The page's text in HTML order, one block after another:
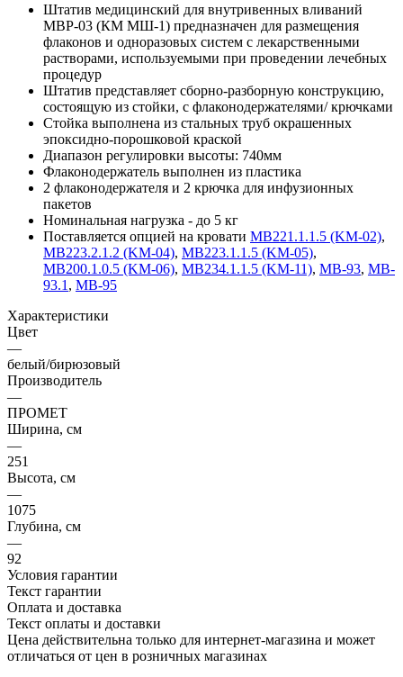
Штатив медицинский для внутривенных вливаний
МВР-03 (КМ МШ-1) предназначен для размещения
флаконов и одноразовых систем с лекарственными
растворами, используемыми при проведении лечебных
процедур
Штатив представляет сборно-разборную конструкцию,
состоящую из стойки, с флаконодержателями/ крючками
Стойка выполнена из стальных труб окрашенных
эпоксидно-порошковой краской
Диапазон регулировки высоты: 740мм
Флаконодержатель выполнен из пластика
2 флаконодержателя и 2 крючка для инфузионных
пакетов
Номинальная нагрузка - до 5 кг
Поставляется опцией на кровати MB221.1.1.5 (KM-02),
MB223.2.1.2 (KM-04), МВ223.1.1.5 (KM-05),
MB200.1.0.5 (KM-06), MB234.1.1.5 (KM-11), МВ-93, MB-
93.1 , МВ-95
Характеристики
Цвет
—
белый/бирюзовый
Производитель
—
ПРОМЕТ
Ширина, см
—
251
Высота, см
—
1075
Глубина, см
—
92
Условия гарантии
Текст гарантии
Оплата и доставка
Текст оплаты и доставки
Цена действительна только для интернет-магазина и может
отличаться от цен в розничных магазинах